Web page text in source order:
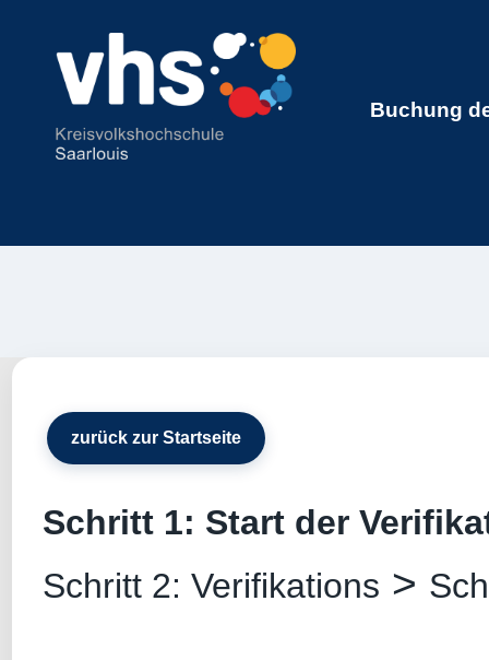
Buchung
zurück zur Startseite
Schritt 1: Start der
Schritt 2: Verifikations >